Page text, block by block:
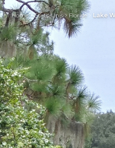
Home États-Unis Floride Lake